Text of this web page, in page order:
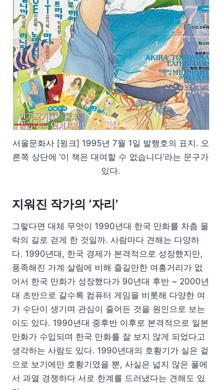
서울문화사 [윙크] 1995년 7월 1일 발행호의 표지. 오
른쪽 상단에 ‘이 책은 대여할 수 없습니다’라는 문구가
있다.
지워진 작가의 ‘자리’
그렇다면 대체 무엇이 1990년대 한국 만화를 차츰 몰
락의 길로 걷게 한 것일까. 사람마다 견해는 다양하
다. 1990년대, 한국 경제가 본격적으로 성장했지만,
풍족해진 가계 살림에 비해 즐길만한 여흥거리가 없
어서 한국 만화가 성장했다가 90년대 후반 ~ 2000년
대 초반으로 갈수록 컴퓨터 게임을 비롯해 다양한 여
가 수단이 생기며 관심이 줄어든 것을 원인으로 보는
이도 있다. 1990년대 중후반 이후로 본격적으로 일본
만화가 수입되며 한국 만화를 잘 보지 않게 되었다고
생각하는 사람도 있다. 1990년대의 호황기가 실은 겉
으로 보기에만 호황기였을 뿐, 사실은 넓지 않은 풀에
서 과열 경쟁하다 서로 한계를 드러냈다는 견해도 있